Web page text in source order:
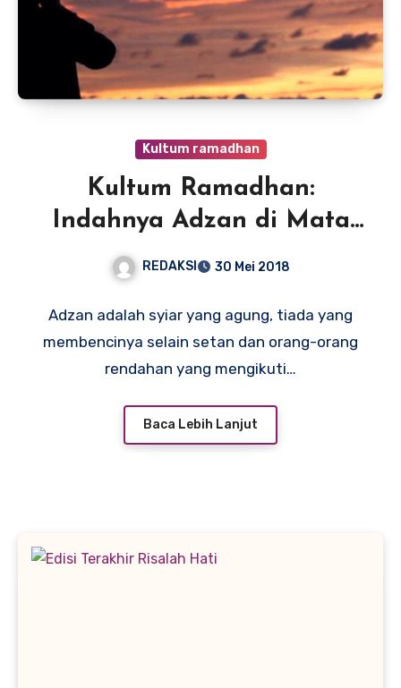
Kultum ramadhan
Kultum Ramadhan:
Indahnya Adzan di Mata
Generasi Pilihan
REDAKSI 30 Mei 2018
Adzan adalah syiar yang agung, tiada yang
membencinya selain setan dan orang-orang
rendahan yang mengikuti…
Baca Lebih Lanjut